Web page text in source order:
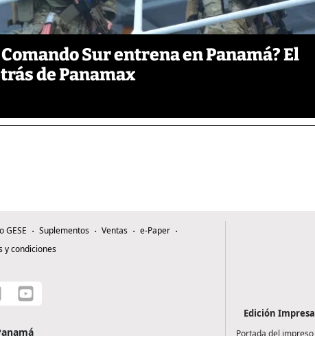
Sur entrena en Panamá? El
de Panamax
GESE Suplementos Ventas
e-Paper
y condiciones
Edición Impresa
Portada del impreso